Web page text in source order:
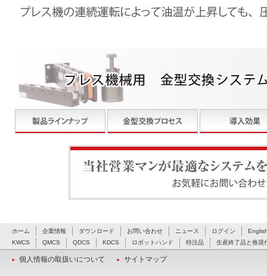
ホーム 企業情報 ダウンロード お問い合わせ ニュース ログイン
KWCS
QMCS QDCS KDCS ロボットハンド 特注品 生産終了品と推奨
個人情報の取扱いについて サイトマップ